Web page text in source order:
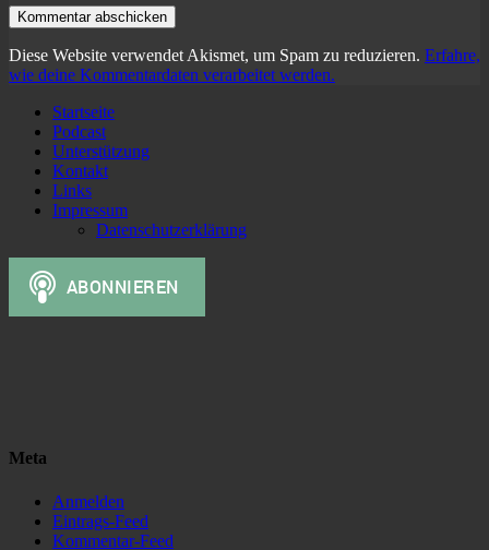
Diese Website verwendet Akismet, um Spam zu reduzieren. Erfahre,
wie deine Kommentardaten verarbeitet werden.
Startseite
Podcast
Unterstützung
Kontakt
Links
Impressum
Datenschutzerklärung
Meta
Anmelden
Eintrags-Feed
Kommentar-Feed